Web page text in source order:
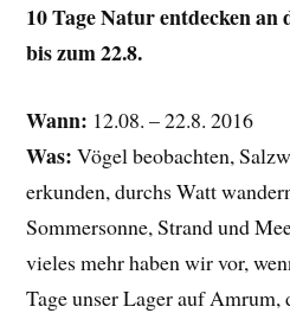
10 Tage Natur entdecken an
bis zum 22.8.
Wann: 12.08. – 22.8. 2016
Was: Vögel beobachten,
erkunden, durchs Watt
Sommersonne, Strand und
vieles mehr haben wir vor,
Tage unser Lager auf Amrum,